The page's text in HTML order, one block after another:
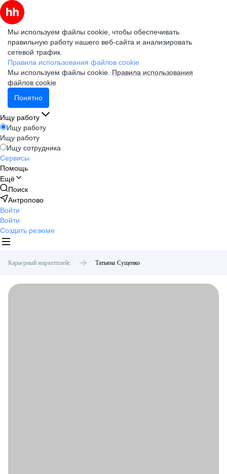
Мы используем файлы cookie, чтобы обеспечивать
правильную работу нашего веб-сайта и анализировать
сетевой трафик.
Правила использования файлов cookie
Мы используем файлы cookie. Правила использования
файлов cookie
Понятно
Ищу работу
Ищу работу
Ищу работу
Ищу сотрудника
Сервисы
Помощь
Ещё
Поиск
Антропово
Войти
Войти
Создать резюме
Карьерный маркетплейс Татьяна Сущенко